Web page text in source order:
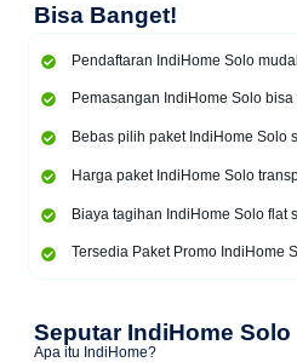
Bisa Banget!
Pendaftaran IndiHome Solo
Pemasangan IndiHome Solo
Bebas pilih paket IndiHome Solo
Harga paket IndiHome Solo
Biaya tagihan IndiHome Solo flat
Tersedia Paket Promo IndiHome
Seputar IndiHome Solo
Apa itu IndiHome?